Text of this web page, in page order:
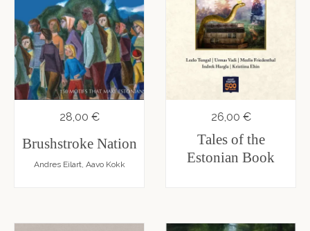
28,00 €
Brushstroke Nation
Andres Eilart, Aavo Kokk
26,00 €
Tales of the
Estonian Book